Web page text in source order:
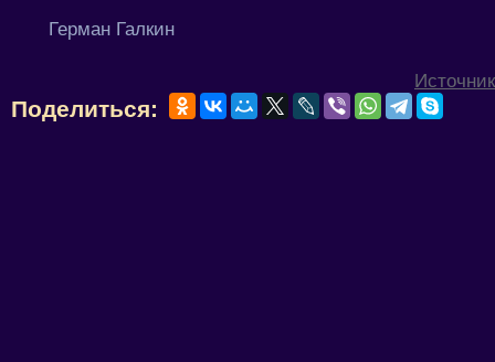
Герман Галкин
Источник
Поделиться: